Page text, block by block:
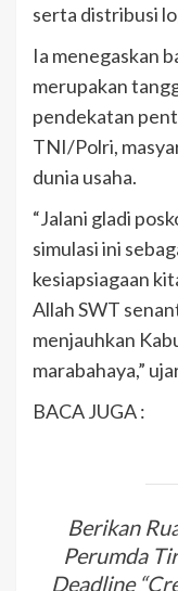
serta distribusi
Ia menegaskan
merupakan
pendekatan
TNI/Polri,
dunia usaha.
“Jalani gladi
simulasi ini
kesiapsiagaan
Allah SWT
menjauhkan
marabahaya,”
BACA JUGA :
Berikan
Perumda
Deadline